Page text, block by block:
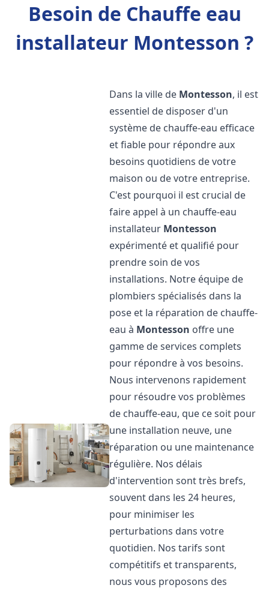
Besoin de Chauffe eau
installateur Montesson ?
Dans la ville de Montesson, il est
essentiel de disposer d'un
système de chauffe-eau efficace
et fiable pour répondre aux
besoins quotidiens de votre
maison ou de votre entreprise.
C'est pourquoi il est crucial de
faire appel à un chauffe-eau
installateur Montesson
expérimenté et qualifié pour
prendre soin de vos
installations. Notre équipe de
plombiers spécialisés dans la
pose et la réparation de chauffe-
eau à Montesson offre une
gamme de services complets
pour répondre à vos besoins.
Nous intervenons rapidement
pour résoudre vos problèmes
de chauffe-eau, que ce soit pour
une installation neuve, une
réparation ou une maintenance
régulière. Nos délais
d'intervention sont très brefs,
souvent dans les 24 heures,
pour minimiser les
perturbations dans votre
quotidien. Nos tarifs sont
compétitifs et transparents,
nous vous proposons des